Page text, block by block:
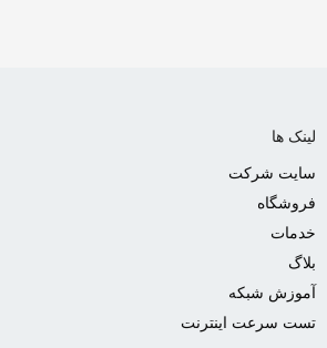
ها
شرکت
شبکه
سرعت اینترنت